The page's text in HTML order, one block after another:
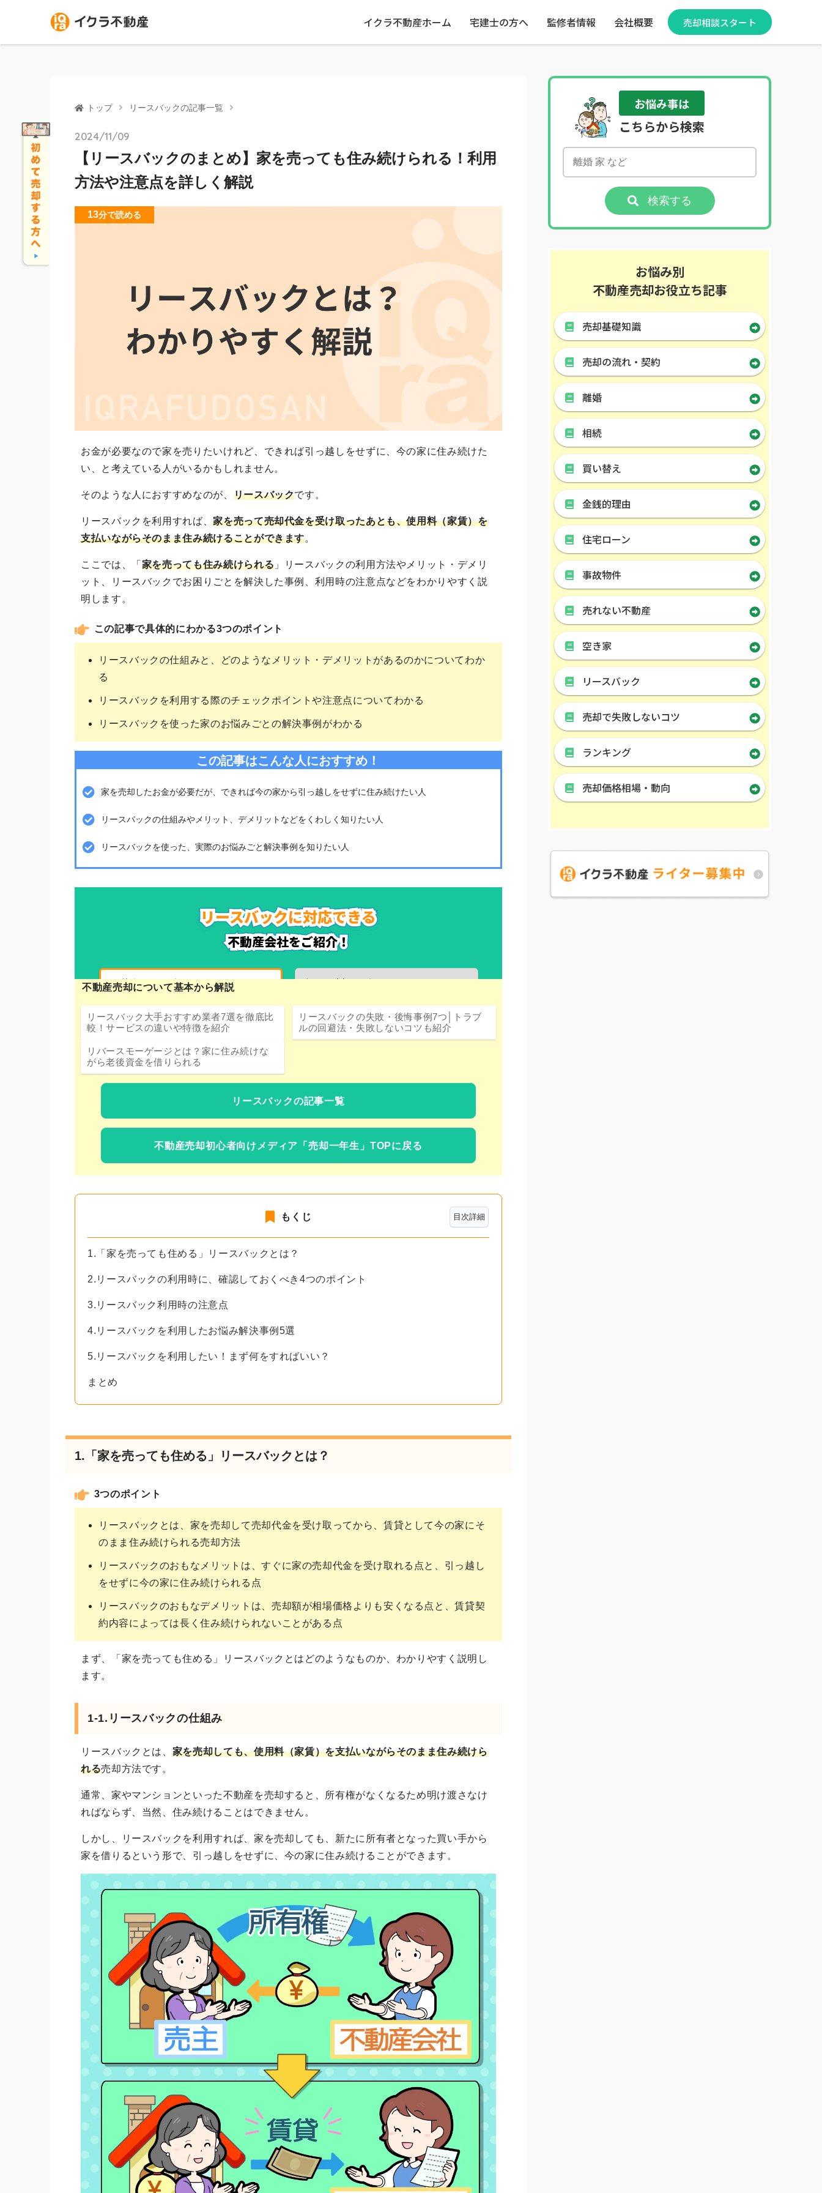
イクラ不動産ホーム 宅建士の方へ 監修者情報 会社概要 売却相談スタート
トップ リースバックの記事一覧
2024/11/09
【リースバックのまとめ】家を売っても住み続けられる！利用
方法や注意点を詳しく解説
13分で読める
お金が必要なので家を売りたいけれど、できれば引っ越しをせずに、今の家に住み続けた
い、と考えている人がいるかもしれません。
そのような人におすすめなのが、 リースバックです。
リースバックを利用すれば、家を売って売却代金を受け取ったあとも、使用料（家賃）を
支払いながらそのまま住み続けることができます。
ここでは、「 家を売っても住み続けられる 」リースバックの利用方法やメリット・デメリ
ット、リースバックでお困りごとを解決した事例、利用時の注意点などをわかりやすく説
明します。
この記事で具体的にわかる3つのポイント
リースバックの仕組みと、どのようなメリット・デメリットがあるのかについてわか
る
リースバックを利用する際のチェックポイントや注意点についてわかる
リースバックを使った家のお悩みごとの解決事例がわかる
この記事はこんな人におすすめ！
家を売却したお金が必要だが、できれば今の家から引っ越しをせずに住み続けたい人
リースバックの仕組みやメリット、デメリットなどをくわしく知りたい人
リースバックを使った、実際のお悩みごと解決事例を知りたい人
不動産売却について基本から解説
リースバック大手おすすめ業者7選を徹底比
較！サービスの違いや特徴を紹介
リースバックの失敗・後悔事例7つ│トラブ
ルの回避法・失敗しないコツも紹介
リバースモーゲージとは？家に住み続けな
がら老後資金を借りられる
リースバックの記事一覧
不動産売却初心者向けメディア 「売却一年生」TOPに戻る
目次詳細
もくじ
1.「家を売っても住める」リースバックとは？
2.リースバックの利用時に、確認しておくべき4つのポイント
3.リースバック利用時の注意点
4.リースバックを利用したお悩み解決事例5選
5.リースバックを利用したい！まず何をすればいい？
まとめ
1.「家を売っても住める」リースバックとは？
3つのポイント
リースバックとは、家を売却して売却代金を受け取ってから、賃貸として今の家にそ
のまま住み続けられる売却方法
リースバックのおもなメリットは、すぐに家の売却代金を受け取れる点と、引っ越し
をせずに今の家に住み続けられる点
リースバックのおもなデメリットは、売却額が相場価格よりも安くなる点と、賃貸契
約内容によっては長く住み続けられないことがある点
まず、「家を売っても住める」リースバックとはどのようなものか、わかりやすく説明し
ます。
1-1.リースバックの仕組み
リースバックとは、 家を売却しても、使用料（家賃）を支払いながらそのまま住み続けら
れる売却方法です。
通常、家やマンションといった不動産を売却すると、所有権がなくなるため明け渡さなけ
ればならず、当然、住み続けることはできません。
しかし、リースバックを利用すれば、家を売却しても、新たに所有者となった買い手から
家を借りるという形で、引っ越しをせずに、今の家に住み続けることができます。
お悩み事は
こちらから検索
検索する
お悩み別
不動産売却お役立ち記事
売却基礎知識
売却の流れ・契約
離婚
相続
買い替え
金銭的理由
住宅ローン
事故物件
売れない不動産
空き家
リースバック
売却で失敗しないコツ
ランキング
売却価格相場・動向